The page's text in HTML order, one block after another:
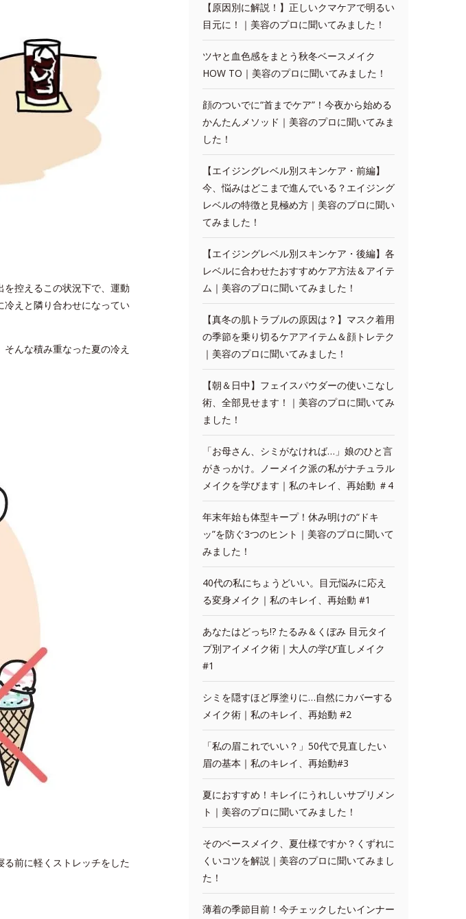
控えるこの状況下で、運動
えと隣り合わせになってい
んな積み重なった夏の冷え
前に軽くストレッチをした
【原因別に解説！】正しいクマケアで明るい
目元に！｜美容のプロに聞いてみました！
ツヤと血色感をまとう秋冬ベースメイク
HOW TO｜美容のプロに聞いてみました！
顔のついでに“首までケア”！今夜から始める
かんたんメソッド｜美容のプロに聞いてみま
した！
【エイジングレベル別スキンケア・前編】
今、悩みはどこまで進んでいる？エイジング
レベルの特徴と見極め方｜美容のプロに聞い
てみました！
【エイジングレベル別スキンケア・後編】各
レベルに合わせたおすすめケア方法＆アイテ
ム｜美容のプロに聞いてみました！
【真冬の肌トラブルの原因は？】マスク着用
の季節を乗り切るケアアイテム＆顔トレテク
｜美容のプロに聞いてみました！
【朝＆日中】フェイスパウダーの使いこなし
術、全部見せます！｜美容のプロに聞いてみ
ました！
「お母さん、シミがなければ…」娘のひと言
がきっかけ。ノーメイク派の私がナチュラル
メイクを学びます｜私のキレイ、再始動 ＃4
年末年始も体型キープ！休み明けの“ドキ
ッ”を防ぐ3つのヒント｜美容のプロに聞いて
みました！
40代の私にちょうどいい。目元悩みに応え
る変身メイク｜私のキレイ、再始動 #1
あなたはどっち!? たるみ＆くぼみ 目元タイ
プ別アイメイク術｜大人の学び直しメイク
#1
シミを隠すほど厚塗りに…自然にカバーする
メイク術｜私のキレイ、再始動 #2
「私の眉これでいい？」50代で見直したい
眉の基本｜私のキレイ、再始動#3
夏におすすめ！キレイにうれしいサプリメン
ト｜美容のプロに聞いてみました！
そのベースメイク、夏仕様ですか？くずれに
くいコツを解説｜美容のプロに聞いてみまし
た！
薄着の季節目前！今チェックしたいインナー